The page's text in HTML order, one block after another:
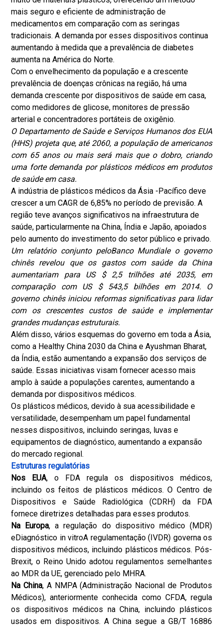
mais seguro e eficiente de administração de
medicamentos em comparação com as seringas
tradicionais. A demanda por esses dispositivos continua
aumentando à medida que a prevalência de diabetes
aumenta na América do Norte.
Com o envelhecimento da população e a crescente
prevalência de doenças crônicas na região, há uma
demanda crescente por dispositivos de saúde em casa,
como medidores de glicose, monitores de pressão
arterial e concentradores portáteis de oxigênio.
O Departamento de Saúde e Serviços Humanos dos EUA
(HHS) projeta que, até 2060, a população de americanos
com 65 anos ou mais será mais que o dobro, criando
uma forte demanda por plásticos médicos em produtos
de saúde em casa.
A indústria de plásticos médicos da Ásia -Pacífico deve
crescer a um CAGR de 6,85% no período de previsão. A
região teve avanços significativos na infraestrutura de
saúde, particularmente na China, Índia e Japão, apoiados
pelo aumento do investimento do setor público e privado.
Um relatório conjunto peloBanco Mundiale o governo
chinês revelou que os gastos com saúde da China
aumentariam para US $ 2,5 trilhões até 2035, em
comparação com US $ 543,5 bilhões em 2014. O
governo chinês iniciou reformas significativas para lidar
com os crescentes custos de saúde e implementar
grandes mudanças estruturais.
Além disso, vários esquemas do governo em toda a Ásia,
como a Healthy China 2030 da China e Ayushman Bharat,
da Índia, estão aumentando a expansão dos serviços de
saúde. Essas iniciativas visam fornecer acesso mais
amplo à saúde a populações carentes, aumentando a
demanda por dispositivos médicos.
Os plásticos médicos, devido à sua acessibilidade e
versatilidade, desempenham um papel fundamental
nesses dispositivos, incluindo seringas, luvas e
equipamentos de diagnóstico, aumentando a expansão
do mercado regional.
Estruturas regulatórias
Nos EUA, o FDA regula os dispositivos médicos,
incluindo os feitos de plásticos médicos. O Centro de
Dispositivos e Saúde Radiológica (CDRH) da FDA
fornece diretrizes detalhadas para esses produtos.
Na Europa, a regulação do dispositivo médico (MDR)
eDiagnóstico in vitroA regulamentação (IVDR) governa os
dispositivos médicos, incluindo plásticos médicos. Pós-
Brexit, o Reino Unido adotou regulamentos semelhantes
ao MDR da UE, gerenciado pelo MHRA.
Na China, A NMPA (Administração Nacional de Produtos
Médicos), anteriormente conhecida como CFDA, regula
os dispositivos médicos na China, incluindo plásticos
usados em dispositivos. A China segue a GB/T 16886